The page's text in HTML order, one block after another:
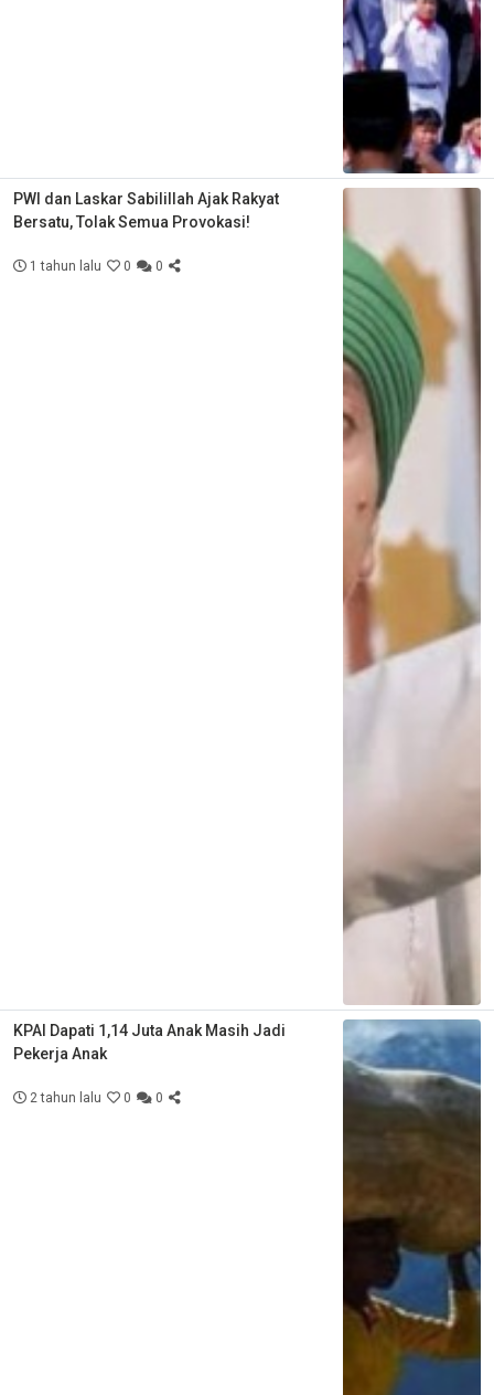
PWI dan Laskar Sabilillah Ajak Rakyat
Bersatu, Tolak Semua Provokasi!
1 tahun lalu 0 0
KPAI Dapati 1,14 Juta Anak Masih Jadi
Pekerja Anak
2 tahun lalu 0 0